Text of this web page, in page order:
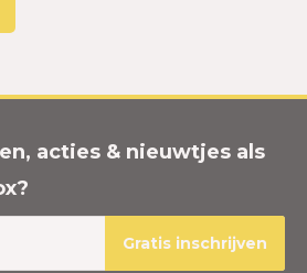
acties & nieuwtjes als
Gratis inschrijven